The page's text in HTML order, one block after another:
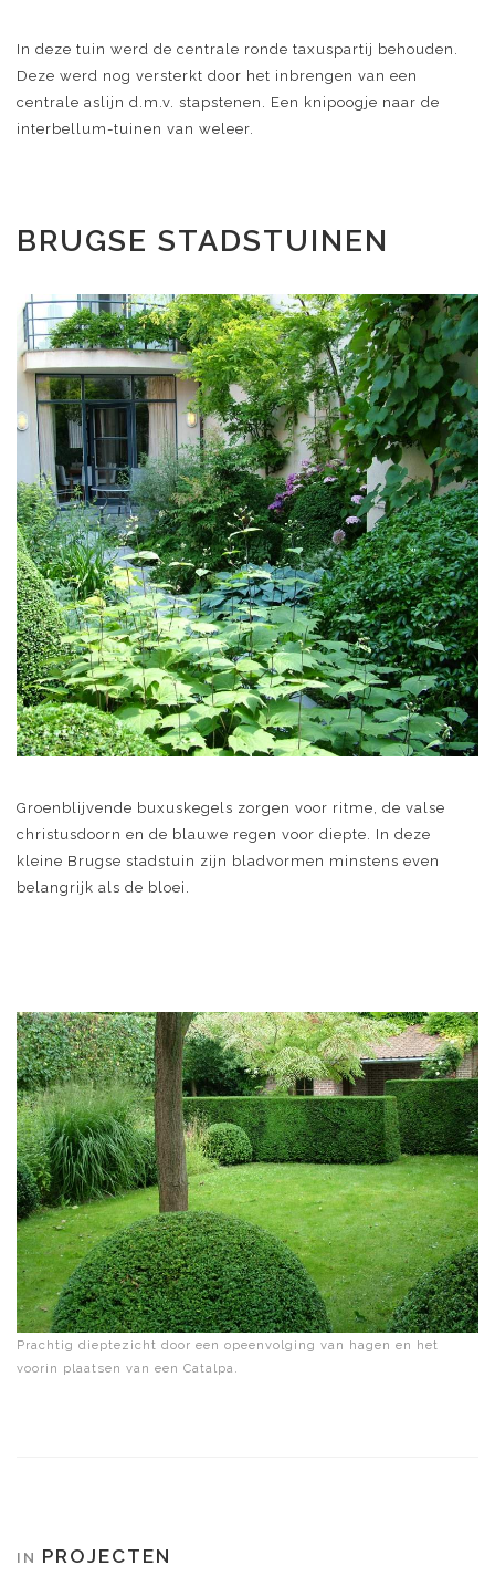
In deze tuin werd de centrale ronde taxuspartij behouden.
Deze werd nog versterkt door het inbrengen van een
centrale aslijn d.m.v. stapstenen. Een knipoogje naar de
interbellum-tuinen van weleer.
BRUGSE STADSTUINEN
Groenblijvende buxuskegels zorgen voor ritme, de valse
christusdoorn en de blauwe regen voor diepte. In deze
kleine Brugse stadstuin zijn bladvormen minstens even
belangrijk als de bloei.
Prachtig dieptezicht door een opeenvolging van hagen en het
voorin plaatsen van een Catalpa.
IN PROJECTEN